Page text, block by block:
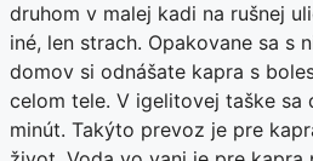
druhom v malej kadi na rušnej
iné, len strach. Opakovane sa s
domov si odnášate kapra s
celom tele. V igelitovej taške sa
minút. Takýto prevoz je pre